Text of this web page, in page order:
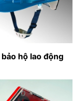
hộ lao động